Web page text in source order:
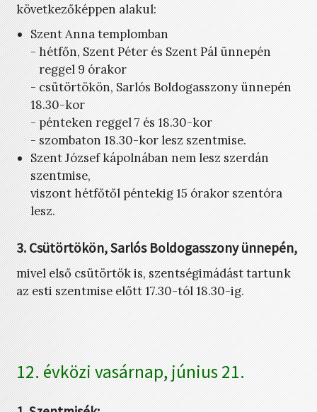
következőképpen alakul:
Szent Anna templomban
- hétfőn, Szent Péter és Szent Pál ünnepén
reggel 9 órakor
- csütörtökön, Sarlós Boldogasszony ünnepén
18.30-kor
- pénteken reggel 7 és 18.30-kor
- szombaton 18.30-kor lesz szentmise.
Szent József kápolnában nem lesz szerdán
szentmise,
viszont hétfőtől péntekig 15 órakor szentóra
lesz.
3. Csütörtökön, Sarlós Boldogasszony ünnepén,
mivel első csütörtök is, szentségimádást tartunk
az esti szentmise előtt 17.30-tól 18.30-ig.
12. évközi vasárnap, június 21.